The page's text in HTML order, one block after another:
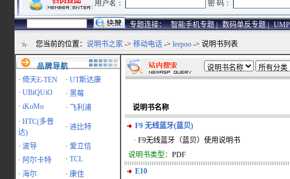
专题连接： 智能手机专题 | 数码单反专题 |
您当前的位置： 说明书之家 -> 移动电话 -> leepoo -> 说明书列表
品牌导航
· 倚天E-TEN · UT斯达康
· UBiQUiO · 黑莓
· iKoMo ·
飞利浦
· HTC(多普
达)
· 迪比特
· 波导 · 爱立信
· 阿尔卡特 · TCL
· 海尔 · 康佳
说明书名称
F9 无线蓝牙(蓝贝)
· F9无线蓝牙（蓝贝）使用说明书
说明书类型： PDF
E10